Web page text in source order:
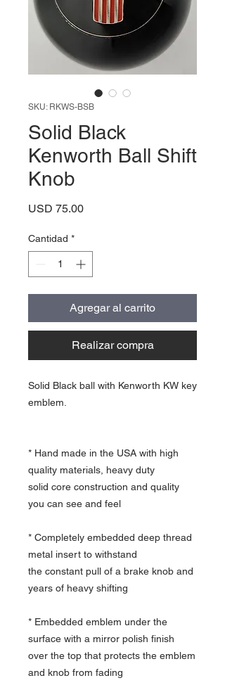
SKU: RKWS-BSB
Solid Black
Kenworth Ball Shift
Knob
USD 75.00Precio
Cantidad *
Agregar al carrito
Realizar compra
Solid Black ball with Kenworth KW key
emblem.
* Hand made in the USA with high
quality materials, heavy duty
solid core construction and quality
you can see and feel
* Completely embedded deep thread
metal insert to withstand
the constant pull of a brake knob and
years of heavy shifting
* Embedded emblem under the
surface with a mirror polish finish
over the top that protects the emblem
and knob from fading